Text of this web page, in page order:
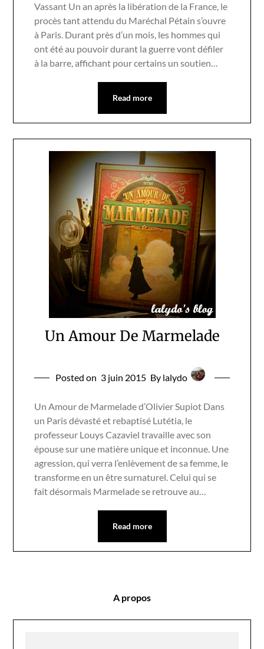
Vassant Un an après la libération de la France, le
procès tant attendu du Maréchal Pétain s’ouvre
à Paris. Durant près d’un mois, les hommes qui
ont été au pouvoir durant la guerre vont défiler
à la barre, affichant pour certains un soutien…
Read more
Un Amour De Marmelade
Posted on 3 juin 2015 By lalydo
Un Amour de Marmelade d’Olivier Supiot Dans
un Paris dévasté et rebaptisé Lutétia, le
professeur Louys Cazaviel travaille avec son
épouse sur une matière unique et inconnue. Une
agression, qui verra l’enlèvement de sa femme, le
transforme en un être surnaturel. Celui qui se
fait désormais Marmelade se retrouve au…
Read more
A propos